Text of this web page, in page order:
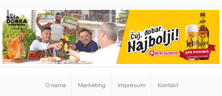
O nama Marketing Impresum Kontakt